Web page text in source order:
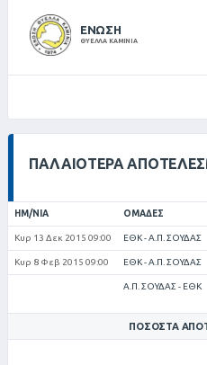
ΕΝΩΣΗ
ΘΥΕΛΛΑ ΚΑΜΙΝΙΑ
ΠΑΛΑΙΌΤΕΡΑ
ΗΜ/ΝΊΑ ΟΜΆΔΕΣ
Κυρ 13 Δεκ 2015 09:00 ΕΘΚ - Α.Π. ΣΟΥΔΑΣ
Κυρ 8 Φεβ 2015 09:00 ΕΘΚ - Α.Π. ΣΟΥΔΑΣ
Α.Π. ΣΟΥΔΑΣ - ΕΘΚ
ΠΟΣΟΣΤΆ